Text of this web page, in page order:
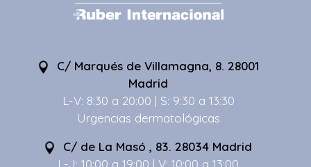
C/ Marqués de Villamagna, 8. 28001
Madrid
L-V: 8:30 a 20:00 | S: 9:30 a 13:30
Urgencias dermatológicas
C/ de La Masó , 83. 28034 Madrid
L-J: 10:00 a 19:00 | V: 10:00 a 13:00